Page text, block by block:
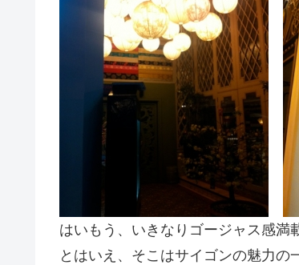
はいもう、いきなりゴージャス感満
とはいえ、そこはサイゴンの魅力